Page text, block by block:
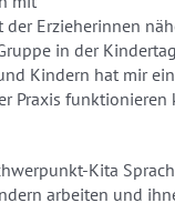
Erzieherinnen
in der
Kindern hat mir
Praxis
Kita
arbeiten und